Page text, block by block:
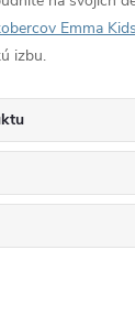
Emma Kids
izbu.